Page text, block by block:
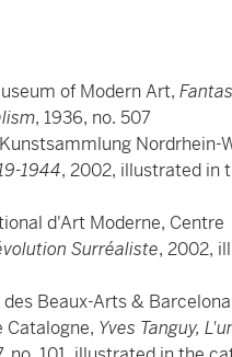
of Modern Art,
, 1936, no. 507
Nordrhein-
1944, 2002, illustrated in
d'Art Moderne, Centre
Surréaliste, 2002,
Beaux-Arts &
Catalogne, Yves Tanguy,